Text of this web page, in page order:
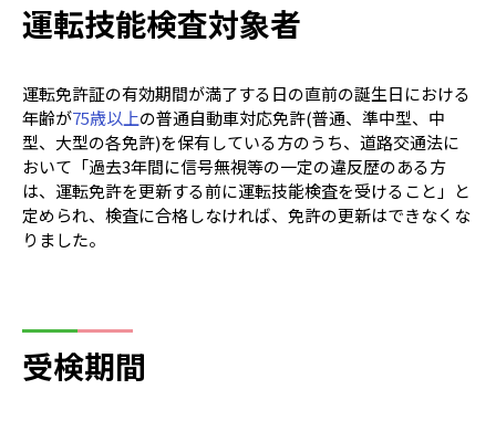
運転技能検査対象者
運転免許証の有効期間が満了する日の直前の誕生日における
年齢が75歳以上の普通自動車対応免許(普通、準中型、中
型、大型の各免許)を保有している方のうち、道路交通法に
おいて「過去3年間に信号無視等の一定の違反歴のある方
は、運転免許を更新する前に運転技能検査を受けること」と
定められ、検査に合格しなければ、免許の更新はできなくな
りました。
受検期間